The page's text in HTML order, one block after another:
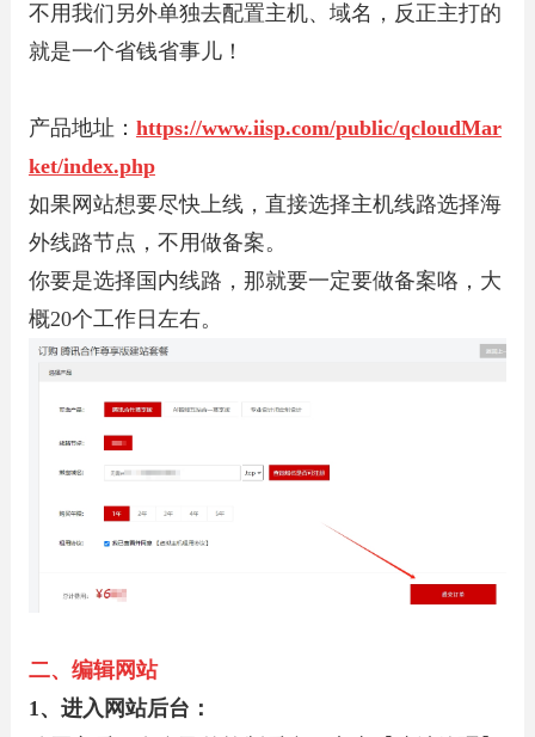
不用我们另外单独去配置主机、域名，反正主打的
就是一个省钱省事儿！
产品地址： https://www.iisp.com/public/qcloudMar
ket/index.php
如果网站想要尽快上线，直接选择主机线路选择海
外线路节点，不用做备案。
你要是选择国内线路，那就要一定要做备案咯，大
概20个工作日左右。
二、编辑网站
1、进入网站后台：